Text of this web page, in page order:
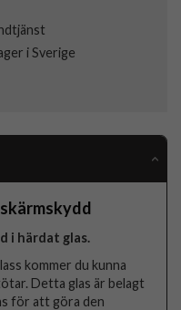
i Sverige
i härdat glas.
kommer du kunna
Detta glas är belagt
för att göra den